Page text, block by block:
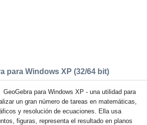
para Windows XP (32/64 bit)
GeoGebra para Windows XP - una utilidad para
un gran número de tareas en matemáticas,
y resolución de ecuaciones. Ella usa
figuras, representa el resultado en planos